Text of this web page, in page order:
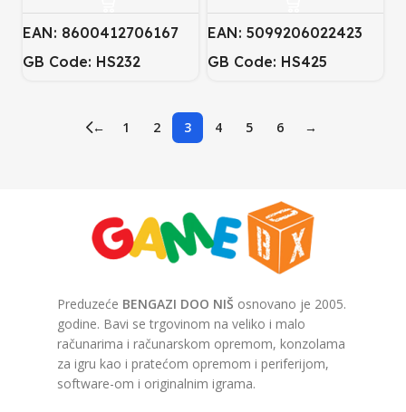
EAN: 8600412706167
GB Code: HS232
EAN: 5099206022423
GB Code: HS425
← 1 2 3 4 5 6 →
Preduzeće BENGAZI DOO NIŠ osnovano je 2005.
godine. Bavi se trgovinom na veliko i malo
računarima i računarskom opremom, konzolama
za igru kao i pratećom opremom i periferijom,
software-om i originalnim igrama.